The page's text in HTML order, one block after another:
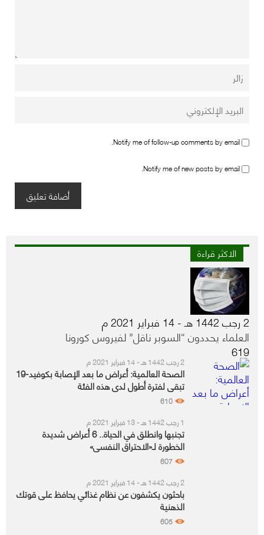
Notify me of follow-up comments by email.
Notify me of new posts by email.
الاكثر قراءة
2 رجب 1442 هـ - 14 فبراير 2021 م
العلماء يحددون “السوبر ناقل” لفيروس كورونا
619
2 رجب 1442 هـ - 14 فبراير 2021 م
الصحة العالمية: أعراض ما بعد الإصابة بكوفيد-19
تبقى لفترة أطول لدى هذه الفئة
610
1 رجب 1442 هـ - 13 فبراير 2021 م
تجنبها وانطلق في الحياة.. 6 أعراض شديدة
الخطورة لـ«الاحتراق النفسي»
607
2 رجب 1442 هـ - 14 فبراير 2021 م
باحثون يكشفون عن نظام غذائي يحافظ على قوتك
الذهنية
605